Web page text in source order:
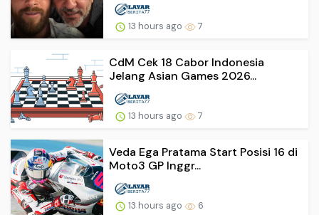
13 hours ago 7
CdM Cek 18 Cabor Indonesia
Jelang Asian Games 2026...
13 hours ago 7
Veda Ega Pratama Start Posisi 16 di
Moto3 GP Inggr...
13 hours ago 6